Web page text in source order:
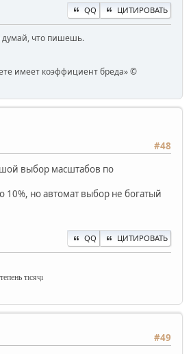
QQ ЦИТИРОВАТЬ
что пишешь.
имеет коэффициент бреда» ©
#48
выбор масштабов по
но автомат выбор не богатый
QQ ЦИТИРОВАТЬ
тıсяҷı
#49